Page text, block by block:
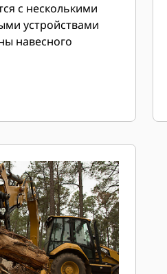
с несколькими
устройствами
навесного